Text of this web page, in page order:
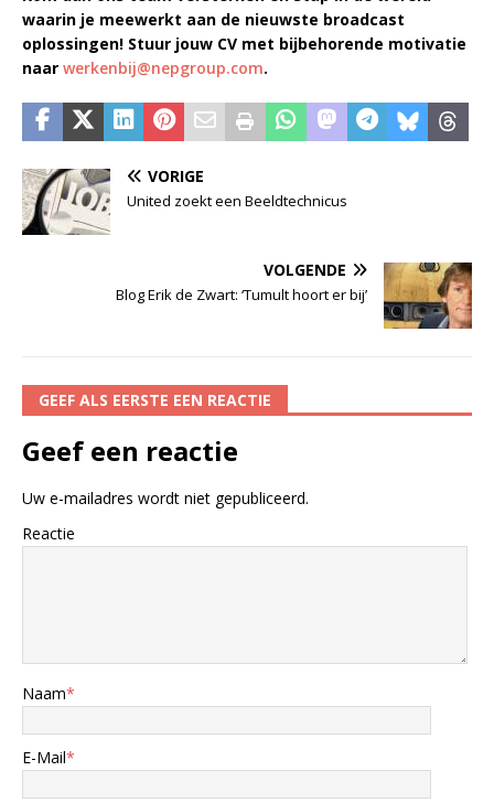
waarin je meewerkt aan de nieuwste broadcast
oplossingen! Stuur jouw CV met bijbehorende motivatie
naar werkenbij@nepgroup.com.
VORIGE
United zoekt een Beeldtechnicus
VOLGENDE
Blog Erik de Zwart: ‘Tumult hoort er bij’
GEEF ALS EERSTE EEN REACTIE
Geef een reactie
Uw e-mailadres wordt niet gepubliceerd.
Reactie
Naam*
E-Mail*